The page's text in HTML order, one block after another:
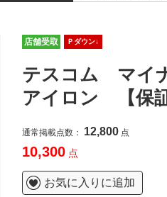
店舗受取 Ｐダウン↓
テスコム マイ
アイロン 【保証
通常掲載点数： 12,800点
10,300点
お気に入りに追加